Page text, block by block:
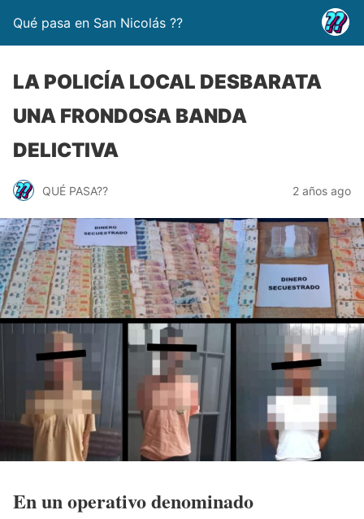
Qué pasa en San Nicolás ??
LA POLICÍA LOCAL DESBARATA
UNA FRONDOSA BANDA
DELICTIVA
QUÉ PASA?? 2 años ago
En un operativo denominado